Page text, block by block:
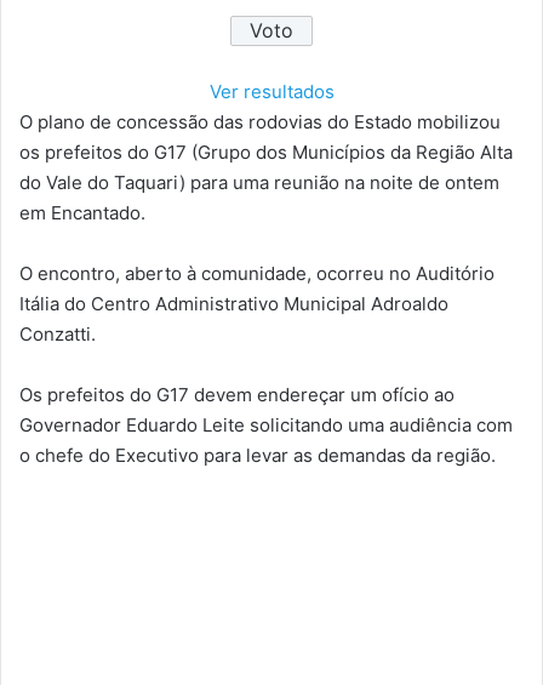
Ver resultados
O plano de concessão das rodovias do Estado mobilizou
os prefeitos do G17 (Grupo dos Municípios da Região Alta
do Vale do Taquari) para uma reunião na noite de ontem
em Encantado.
O encontro, aberto à comunidade, ocorreu no Auditório
Itália do Centro Administrativo Municipal Adroaldo
Conzatti.
Os prefeitos do G17 devem endereçar um ofício ao
Governador Eduardo Leite solicitando uma audiência com
o chefe do Executivo para levar as demandas da região.